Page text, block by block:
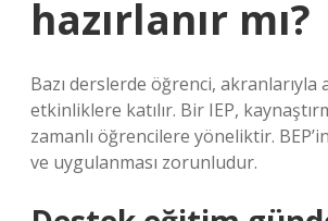
hazırlanır mı?
Bazı derslerde öğrenci, akranlarıyla
etkinliklere katılır. Bir IEP,
zamanlı öğrencilere yöneliktir.
ve uygulanması zorunludur.